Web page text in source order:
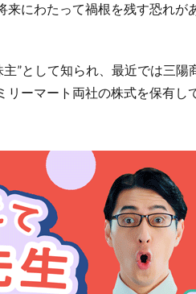
にわたって禍根を残す恐れが
”として知られ、最近では三陽
ーマート両社の株式を保有し